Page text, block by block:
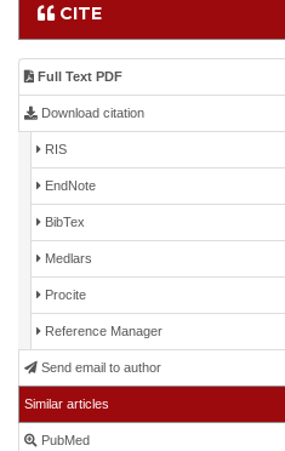
CITE
Full Text PDF
Download citation
RIS
EndNote
BibTex
Medlars
Procite
Reference Manager
Send email to author
Similar articles
PubMed